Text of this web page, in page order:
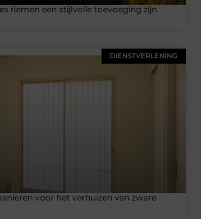
riemen een stijlvolle toevoeging zijn
DIENSTVERLENING
voor het verhuizen van zware